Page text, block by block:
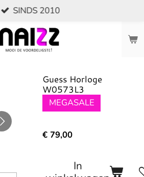
SINDS 2010
Guess Horloge
W0573L3
MEGASALE
€ 79,00
In